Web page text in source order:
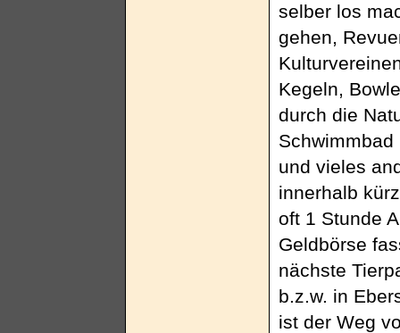
selber los
gehen,
Kegeln,
durch die
und vieles
innerhalb
oft 1 Stunde
Geldbörse
nächste
b.z.w. in
ist der Weg